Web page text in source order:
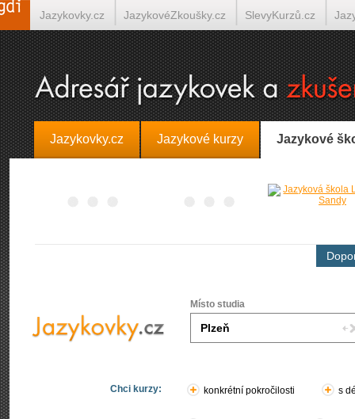
Jazykovky.cz Jazykové kurzy Jazykové
Místo studia
Chci kurzy: konkrétní pokročilosti s
Jazykovky.cz JazykovéZkoušky.cz SlevyKurzů.cz
Španělština on-line Italština on-line Tlumočení-